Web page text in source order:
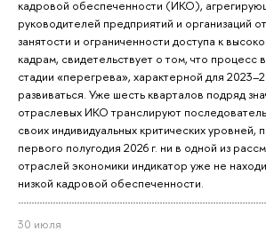
кадровой обеспеченности (ИКО),
руководителей предприятий и организаций
занятости и ограниченности доступа к
кадрам, свидетельствует о том, что процесс
стадии «перегрева», характерной для
развиваться. Уже шесть кварталов подряд
отраслевых ИКО транслируют
своих индивидуальных критических уровней,
первого полугодия 2026 г. ни в одной из
отраслей экономики индикатор уже не
низкой кадровой обеспеченности.
30 июля